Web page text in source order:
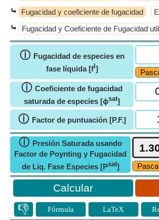
⤿ Fugacidad y coeficiente de fugacidad
⤿ Fugacidad y Coeficiente de Fugacidad
ⓘ Fugacidad de especies en
fase líquida [fl ]
ⓘ Coeficiente de fugacidad
saturada de especies [ϕsat]
ⓘ Factor de puntuación [P.F.]
ⓘ Presión Saturada usando
Factor de Poynting y Fugacidad
de Liq. Fase Especies [Psat]
👎 Fórmula LaTeX